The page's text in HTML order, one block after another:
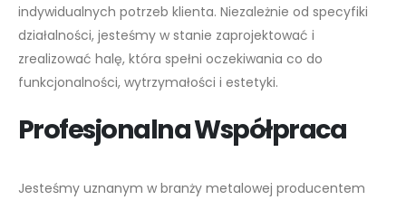
indywidualnych potrzeb klienta. Niezależnie od specyfiki
działalności, jesteśmy w stanie zaprojektować i
zrealizować halę, która spełni oczekiwania co do
funkcjonalności, wytrzymałości i estetyki.
Profesjonalna Współpraca
Jesteśmy uznanym w branży metalowej producentem